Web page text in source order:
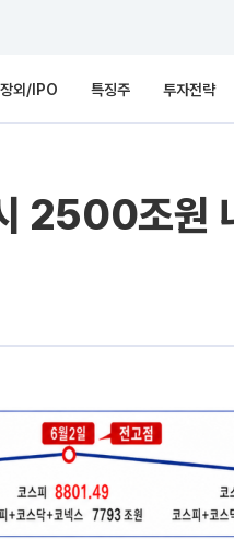
장외/IPO 특징주 투자전략
2500조